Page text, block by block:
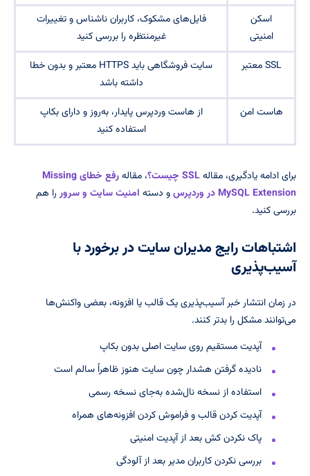
اسکن
امنیتی
فایل‌های مشکوک، کاربران ناشناس و تغییرات
غیرمنتظره را بررسی کنید
SSL معتبر
سایت فروشگاهی باید HTTPS معتبر و بدون خطا
داشته باشد
هاست امن
از هاست وردپرس پایدار، به‌روز و دارای بکاپ
استفاده کنید
برای ادامه یادگیری، مقالهSSL چیست؟ ، مقاله
رفع خطای Missing
MySQL Extension در وردپرس
و دسته امنیت سایت و سروررا هم
بررسی کنید.
اشتباهات رایج مدیران سایت در برخورد با
آسیب‌پذیری
در زمان انتشار خبر آسیب‌پذیری یک قالب یا افزونه، بعضی واکنش‌ها
می‌توانند مشکل را بدتر کنند.
آپدیت مستقیم روی سایت اصلی بدون بکاپ
نادیده گرفتن هشدار چون سایت هنوز ظاهراً سالم است
استفاده از نسخه نال‌شده به‌جای نسخه رسمی
آپدیت کردن قالب و فراموش کردن افزونه‌های همراه
پاک نکردن کش بعد از آپدیت امنیتی
بررسی نکردن کاربران مدیر بعد از آلودگی